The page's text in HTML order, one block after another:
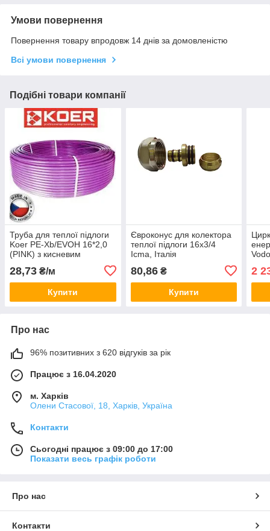
Умови повернення
Повернення товару впродовж 14 днів за домовленістю
Всі умови повернення
Подібні товари компанії
Труба для теплої підлоги
Koer PE-Xb/EVOH 16*2,0
(PINK) з кисневим
28,73 ₴/м
Купити
Євроконус для колектора
теплої підлоги 16х3/4
Icma, Італія
80,86₴
Купити
2
Про нас
96% позитивних з 620 відгуків за рік
Працює з 16.04.2020
м. Харків
Олени Стасової, 18, Харків, Україна
Контакти
Сьогодні працює з 09:00 до 17:00
Показати весь графік роботи
Про нас
Контакти